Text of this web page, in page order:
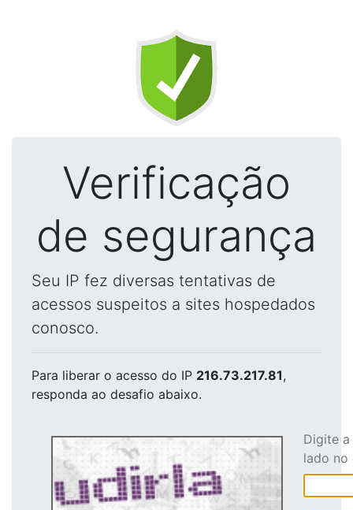
Verificação
de segurança
Seu IP fez diversas tentativas de
acessos suspeitos a sites hospedados
conosco.
Para liberar o acesso do IP 216.73.217.81,
responda ao desafio abaixo.
Digite
lado no